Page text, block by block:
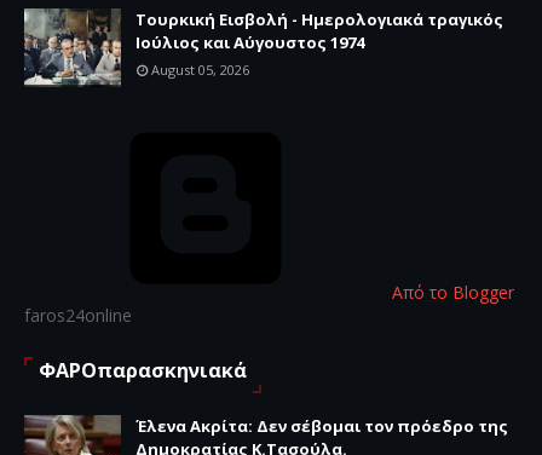
Τουρκική Εισβολή - Ημερολογιακά τραγικός
Ιούλιος και Αύγουστος 1974
August 05, 2026
Από το Blogger
faros24online
ΦΑΡΟπαρασκηνιακά
Έλενα Ακρίτα: Δεν σέβομαι τον πρόεδρο της
Δημοκρατίας Κ.Τασούλα.